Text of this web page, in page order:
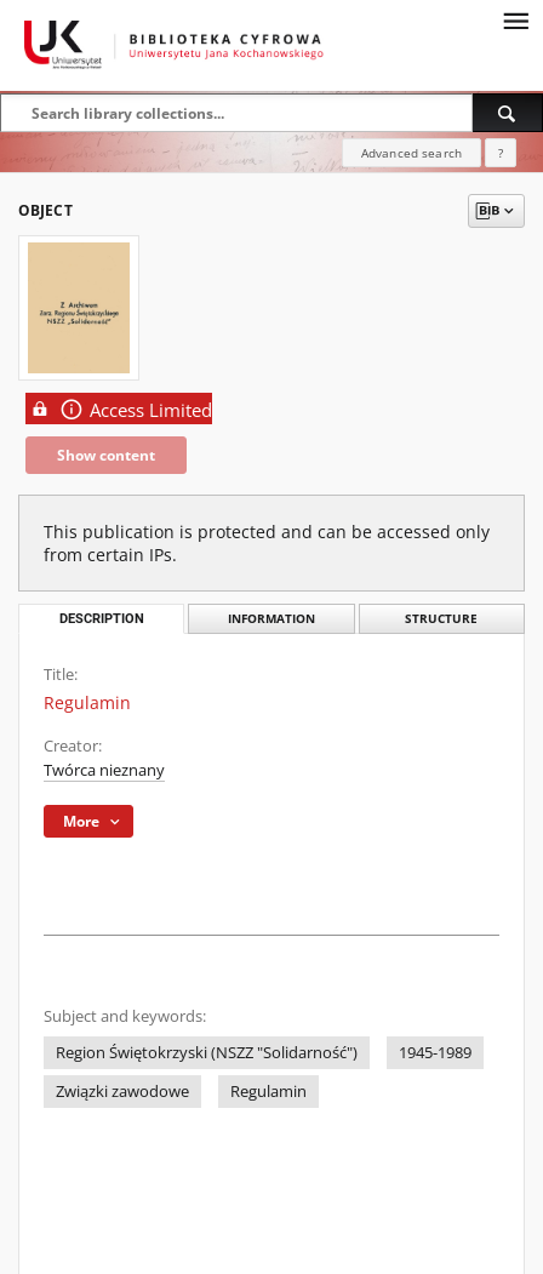
Advanced search ?
OBJECT
Access Limited
Show content
This publication is protected and can be accessed only
from certain IPs.
DESCRIPTION INFORMATION STRUCTURE
Title:
Regulamin
Creator:
Twórca nieznany
More
Subject and keywords:
Region Świętokrzyski (NSZZ "Solidarność")
1945-1989
Związki zawodowe
Regulamin